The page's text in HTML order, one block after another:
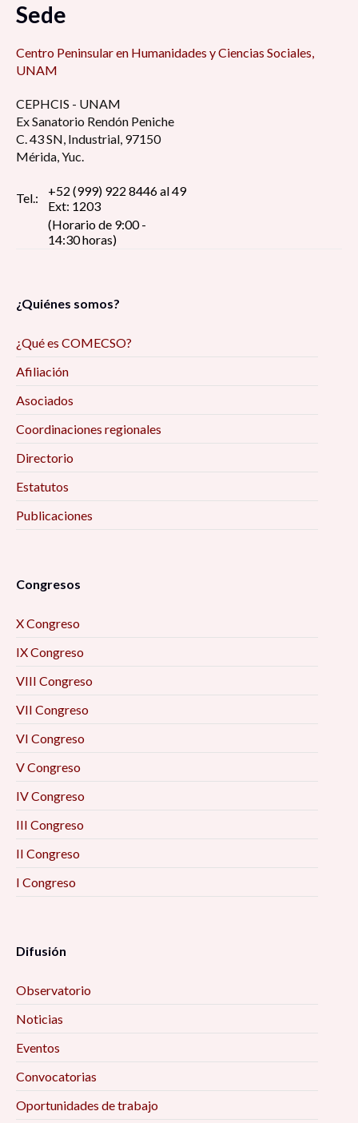
Sede
Centro Peninsular en Humanidades y Ciencias Sociales,
UNAM
CEPHCIS - UNAM
Ex Sanatorio Rendón Peniche
C. 43 SN, Industrial, 97150
Mérida, Yuc.
Tel.:
+52 (999) 922 8446 al 49
Ext: 1203
(Horario de 9:00 -
14:30 horas)
¿Quiénes somos?
¿Qué es COMECSO?
Afiliación
Asociados
Coordinaciones regionales
Directorio
Estatutos
Publicaciones
Congresos
X Congreso
IX Congreso
VIII Congreso
VII Congreso
VI Congreso
V Congreso
IV Congreso
III Congreso
II Congreso
I Congreso
Difusión
Observatorio
Noticias
Eventos
Convocatorias
Oportunidades de trabajo